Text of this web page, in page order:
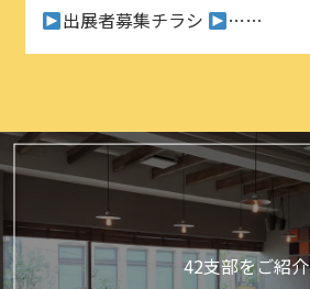
出展者募集チラシ
……
42支部をご紹介